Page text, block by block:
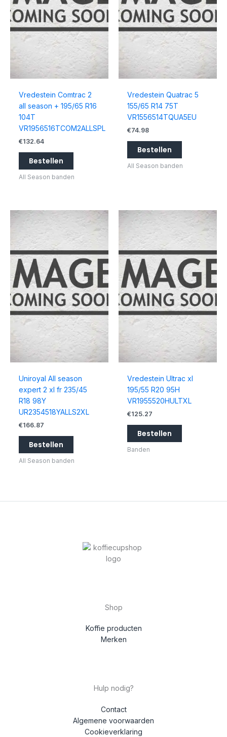
Vredestein Comtrac 2
all season + 195/65 R16
104T
VR1956516TCOM2ALLSPL
€132.64
Bestellen
All Season banden
Vredestein Quatrac 5
155/65 R14 75T
VR1556514TQUA5EU
€74.98
Bestellen
All Season banden
Uniroyal All season
expert 2 xl fr 235/45
R18 98Y
UR2354518YALLS2XL
€166.87
Bestellen
All Season banden
Vredestein Ultrac xl
195/55 R20 95H
VR1955520HULTXL
€125.27
Bestellen
Banden
Shop
Koffie producten
Merken
Hulp nodig?
Contact
Algemene voorwaarden
Cookieverklaring